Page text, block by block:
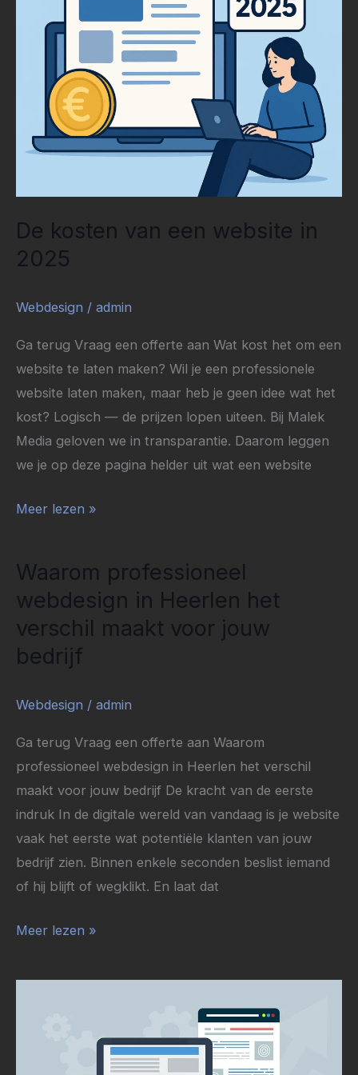
De kosten van een website in
2025
Webdesign / admin
Ga terug Vraag een offerte aan Wat kost het om een
website te laten maken? Wil je een professionele
website laten maken, maar heb je geen idee wat het
kost? Logisch — de prijzen lopen uiteen. Bij Malek
Media geloven we in transparantie. Daarom leggen
we je op deze pagina helder uit wat een website
2025
Meer lezen »
Waarom professioneel
webdesign in Heerlen het
verschil maakt voor jouw
bedrijf
Webdesign / admin
Ga terug Vraag een offerte aan Waarom
professioneel webdesign in Heerlen het verschil
maakt voor jouw bedrijf De kracht van de eerste
indruk In de digitale wereld van vandaag is je website
vaak het eerste wat potentiële klanten van jouw
bedrijf zien. Binnen enkele seconden beslist iemand
of hij blijft of wegklikt. En laat dat
Waarom
professioneel
webdesign
in
Heerlen
verschil
maakt
voor
jouw
bedrijf
Meer lezen »